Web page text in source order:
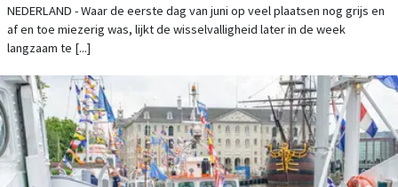
NEDERLAND - Waar de eerste dag van juni op veel plaatsen nog grijs en
af en toe miezerig was, lijkt de wisselvalligheid later in de week
langzaam te [...]